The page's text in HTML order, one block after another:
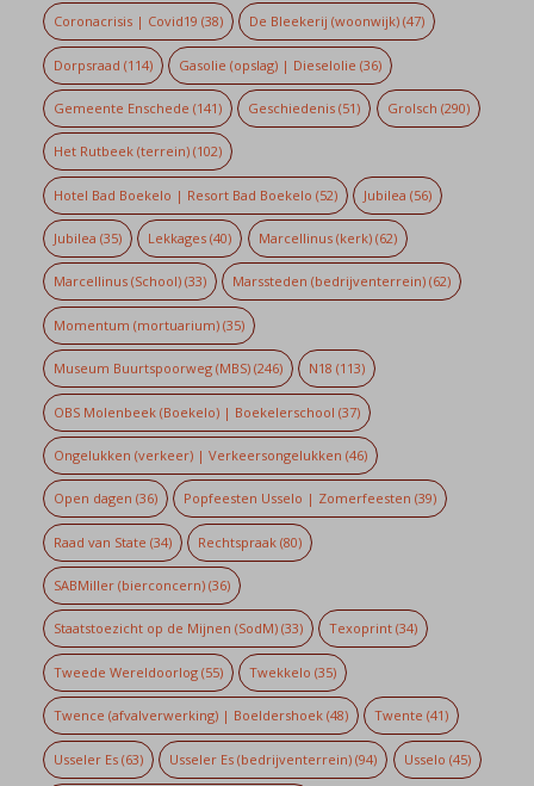
Coronacrisis | Covid19 (38) De Bleekerij (woonwijk) (47)
Dorpsraad (114) Gasolie (opslag) | Dieselolie (36)
Gemeente Enschede (141) Geschiedenis (51) Grolsch (290)
Het Rutbeek (terrein)(102)
Hotel Bad Boekelo | Resort Bad Boekelo (52) Jubilea (56)
Jubilea (35) Lekkages (40) Marcellinus (kerk)(62)
Marcellinus (School)(33) Marssteden (bedrijventerrein) (62)
Momentum (mortuarium)(35)
Museum Buurtspoorweg (MBS)(246) N18 (113)
OBS Molenbeek (Boekelo) | Boekelerschool (37)
Ongelukken (verkeer) | Verkeersongelukken (46)
Open dagen (36) Popfeesten Usselo | Zomerfeesten (39)
Raad van State (34) Rechtspraak (80)
SABMiller (bierconcern)(36)
Staatstoezicht op de Mijnen (SodM)(33) Texoprint (34)
Tweede Wereldoorlog(55) Twekkelo (35)
Twence (afvalverwerking) | Boeldershoek(48) Twente (41)
Usseler Es(63) Usseler Es (bedrijventerrein) (94) Usselo (45)